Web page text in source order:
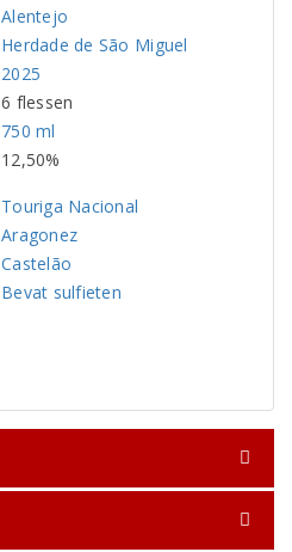
Alentejo
Herdade de São Miguel
2025
6 flessen
750 ml
12,50%
Touriga Nacional
Aragonez
Castelão
Bevat sulfieten